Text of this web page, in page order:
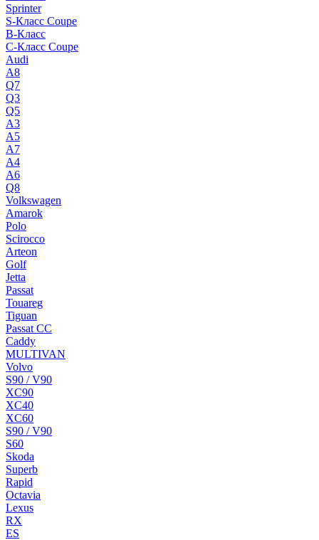
Sprinter
S-Класс Сoupe
B-Класс
C-Класс Coupe
Audi
A8
Q7
Q3
Q5
A3
A5
A7
A4
A6
Q8
Volkswagen
Amarok
Polo
Scirocco
Arteon
Golf
Jetta
Passat
Touareg
Tiguan
Passat CC
Caddy
MULTIVAN
Volvo
S90 / V90
XC90
XC40
XC60
S90 / V90
S60
Skoda
Superb
Rapid
Octavia
Lexus
RX
ES